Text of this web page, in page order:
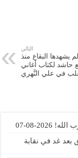
التالي
يشهدها البقاع منذ
حاشد لكتاب أغاني
في علي النَّهري
الله! 2026-08-07
بعد غد في نقابة